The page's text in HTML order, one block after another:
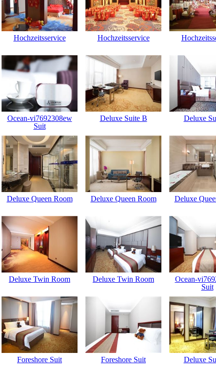
Hochzeitsservice Hochzeitsservice
Ocean-vi7692308ew
Suit
Deluxe Suite B Deluxe
Deluxe Queen Room Deluxe Queen Room Deluxe
Deluxe Twin Room Deluxe Twin Room
Ocean-
Suit
Foreshore Suit Foreshore Suit Deluxe